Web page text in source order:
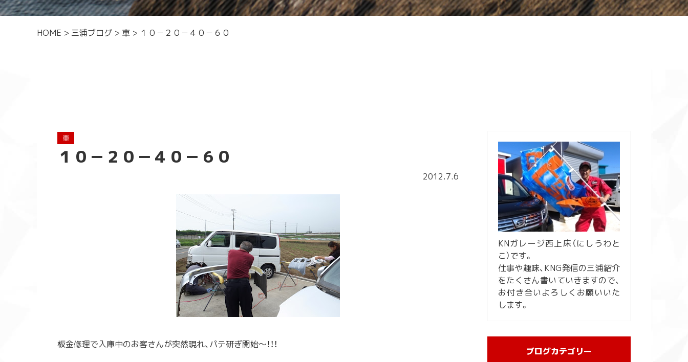
HOME > 三浦ブログ > 車 > １０－２０－４０－６０
車
１０－２０－４０－６０
2012.7.6
板金修理で入庫中のお客さんが突然現れ、パテ研ぎ開始～！！！
KNガレージ西上床（にしうわと
こ）です。
仕事や趣味、KNG発信の三浦紹介
をたくさん書いていきますので、
お付き合いよろしくお願いいた
します。
ブログカテゴリー